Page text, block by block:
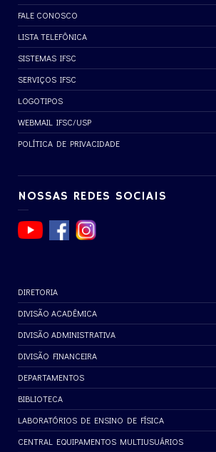
FALE CONOSCO
LISTA TELEFÔNICA
SISTEMAS IFSC
SERVIÇOS IFSC
LOGOTIPOS
WEBMAIL IFSC/USP
POLÍTICA DE PRIVACIDADE
NOSSAS REDES SOCIAIS
DIRETORIA
DIVISÃO ACADÊMICA
DIVISÃO ADMINISTRATIVA
DIVISÃO FINANCEIRA
DEPARTAMENTOS
BIBLIOTECA
LABORATÓRIOS DE ENSINO DE FÍSICA
CENTRAL EQUIPAMENTOS MULTIUSUÁRIOS